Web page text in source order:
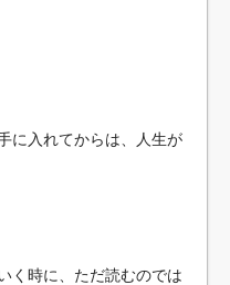
に入れてからは、人生が
く時に、ただ読むのでは